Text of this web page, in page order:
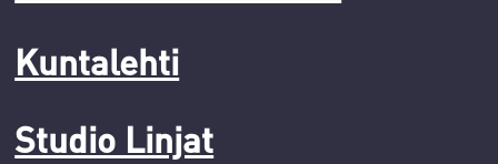
Kuntalehti
Studio Linjat